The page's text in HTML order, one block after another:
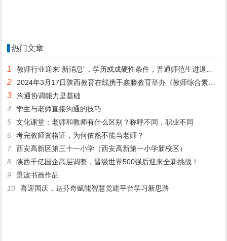
热门文章
1 教师行业迎来“新消息”，学历或成硬性条件，普通师范生进退两难
2 2024年3月17日陕西教育在线携手鑫滕教育举办《教师综合素质提升公益课》
3
沟通协调能力是基础
4
学生与老师直接沟通的技巧
5
文化课堂：老师和教师有什么区别？称呼不同，职业不同
6
考完教师资格证，为何依然不能当老师？
7
西安高新区第三十一小学（西安高新第一小学新校区）
8
陕西千亿国企高层调整，晋级世界500强后迎来全新挑战！
9
景波书画作品
10
喜迎国庆，达芬奇赋能智慧党建平台学习新思路